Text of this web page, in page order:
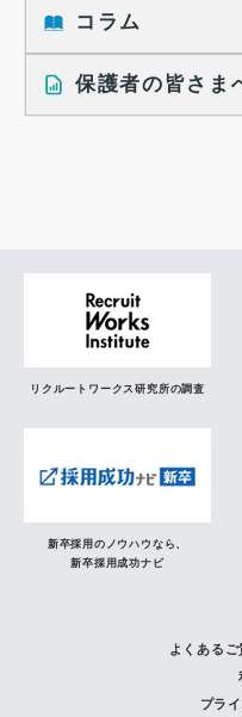
大学生の地域間移動
就職活動に関するレ
就職活動と入社後の就
就業レディネス研究
コラム
インタビュー記事
保護者の皆さま
リクルートワークス研究所の調査
新卒採用のノウハウなら、
新卒採用成功ナビ
よくある
プラ